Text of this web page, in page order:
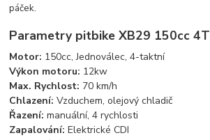
páček.
Parametry pitbike XB29 150cc 4T
Motor: 150cc, Jednoválec, 4-taktní
Výkon motoru: 12kw
Max. Rychlost: 70 km/h
Chlazení: Vzduchem, olejový chladič
Řazení: manuální, 4 rychlosti
Zapalování: Elektrické CDI